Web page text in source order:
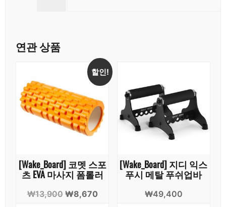
연관 상품
할인!
[Wake_Board] 코멧 스포
츠 EVA 마사지 폼롤러
₩13,900 원
₩8,670현
[Wake_Board] 지디 익스
푸시 메탈 푸쉬업바
₩49,400